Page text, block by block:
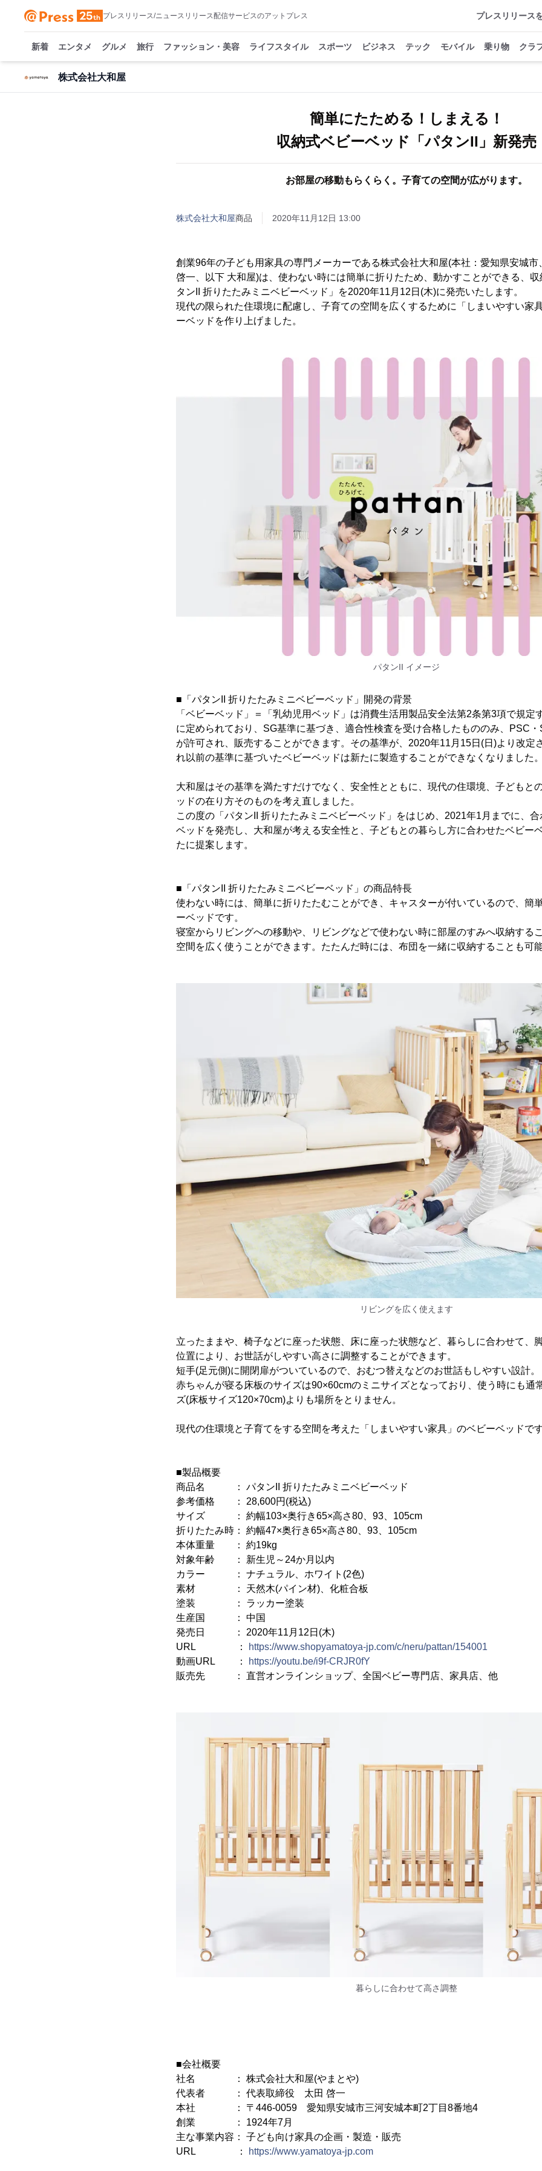
プレスリリース/ニュースリリース配信サービスのアットプレス プレスリリース
新着 エンタメ グルメ 旅行 ファッション・美容 ライフスタイル スポーツ ビジネス テック モバイル 乗り物 クラ
株式会社大和屋
簡単にたためる！しまえる！
収納式ベビーベッド「パタンII」新発売
お部屋の移動もらくらく。子育ての空間が広がります。
株式会社大和屋商品 2020年11月12日 13:00
創業96年の子ども用家具の専門メーカーである株式会社大和屋(本社：愛知県安城市
啓一、以下 大和屋)は、使わない時には簡単に折りたため、動かすことができる、
タンII 折りたたみミニベビーベッド」を2020年11月12日(木)に発売いたします。
現代の限られた住環境に配慮し、子育ての空間を広くするために「しまいやすい家
ーベッドを作り上げました。
パタンII イメージ
■「パタンII 折りたたみミニベビーベッド」開発の背景
「ベビーベッド」＝「乳幼児用ベッド」は消費生活用製品安全法第2条第3項で規定
に定められており、SG基準に基づき、適合性検査を受け合格したもののみ、PSC・
が許可され、販売することができます。その基準が、2020年11月15日(日)より改定
れ以前の基準に基づいたベビーベッドは新たに製造することができなくなりました。
大和屋はその基準を満たすだけでなく、安全性とともに、現代の住環境、子どもと
ッドの在り方そのものを考え直しました。
この度の「パタンII 折りたたみミニベビーベッド」をはじめ、2021年1月までに、
ベッドを発売し、大和屋が考える安全性と、子どもとの暮らし方に合わせたベビー
たに提案します。
■「パタンII 折りたたみミニベビーベッド」の商品特長
使わない時には、簡単に折りたたむことができ、キャスターが付いているので、簡
ーベッドです。
寝室からリビングへの移動や、リビングなどで使わない時に部屋のすみへ収納する
空間を広く使うことができます。たたんだ時には、布団を一緒に収納することも可能
リビングを広く使えます
立ったままや、椅子などに座った状態、床に座った状態など、暮らしに合わせて、
位置により、お世話がしやすい高さに調整することができます。
短手(足元側)に開閉扉がついているので、おむつ替えなどのお世話もしやすい設計。
赤ちゃんが寝る床板のサイズは90×60cmのミニサイズとなっており、使う時にも通
ズ(床板サイズ120×70cm)よりも場所をとりません。
現代の住環境と子育てをする空間を考えた「しまいやすい家具」のベビーベッドです
■製品概要
商品名 ： パタンII 折りたたみミニベビーベッド
参考価格 ： 28,600円(税込)
サイズ ： 約幅103×奥行き65×高さ80、93、105cm
折りたたみ時： 約幅47×奥行き65×高さ80、93、105cm
本体重量 ： 約19kg
対象年齢 ： 新生児～24か月以内
カラー ： ナチュラル、ホワイト(2色)
素材 ： 天然木(パイン材)、化粧合板
塗装 ： ラッカー塗装
生産国 ： 中国
発売日 ： 2020年11月12日(木)
URL ：
https://www.shopyamatoya-jp.com/c/neru/pattan/154001
動画URL ：
https://youtu.be/i9f-CRJR0fY
販売先 ： 直営オンラインショップ、全国ベビー専門店、家具店、他
暮らしに合わせて高さ調整
■会社概要
社名 ： 株式会社大和屋(やまとや)
代表者 ： 代表取締役 太田 啓一
本社 ： 〒446-0059 愛知県安城市三河安城本町2丁目8番地4
創業 ： 1924年7月
主な事業内容： 子ども向け家具の企画・製造・販売
URL ：
https://www.yamatoya-jp.com